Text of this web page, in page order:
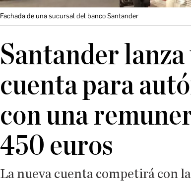
Fachada de una sucursal del banco Santander
Santander lanza
cuenta para
con una
450 euros
La nueva cuenta competirá con